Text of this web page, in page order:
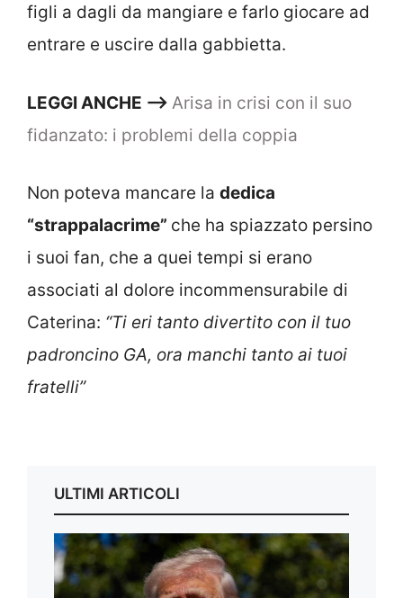
figli a dagli da mangiare e farlo giocare ad
entrare e uscire dalla gabbietta.
LEGGI ANCHE —–> Arisa in crisi con il suo
fidanzato: i problemi della coppia
Non poteva mancare la dedica
“strappalacrime” che ha spiazzato persino
i suoi fan, che a quei tempi si erano
associati al dolore incommensurabile di
Caterina: “Ti eri tanto divertito con il tuo
padroncino GA, ora manchi tanto ai tuoi
fratelli”
ULTIMI ARTICOLI